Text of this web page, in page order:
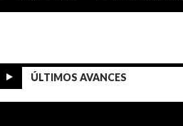
ÚLTIMOS AVANCES